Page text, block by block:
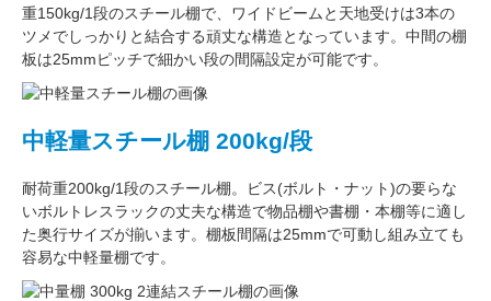
重150kg/1段のスチール棚で、ワイドビームと天地受けは3本の
ツメでしっかりと結合する頑丈な構造となっています。中間の棚
板は25mmピッチで細かい段の間隔設定が可能です。
中軽量スチール棚 200kg/段
耐荷重200kg/1段のスチール棚。ビス(ボルト・ナット)の要らな
いボルトレスラックの丈夫な構造で物品棚や書棚・本棚等に適し
た奥行サイズが揃います。 棚板間隔は25mmで可動し組み立ても
容易な中軽量棚です。